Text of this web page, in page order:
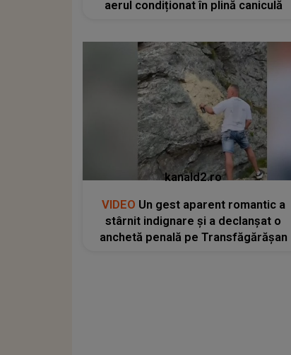
aerul condiționat în plină caniculă
kanald2.ro
VIDEO Un gest aparent romantic a
stârnit indignare și a declanșat o
anchetă penală pe Transfăgărășan